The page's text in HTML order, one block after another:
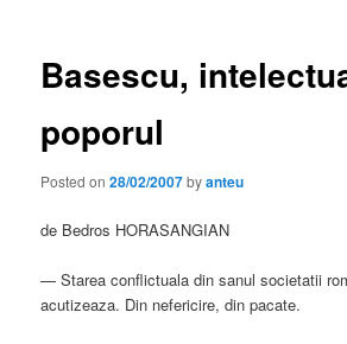
Basescu,
poporul
Posted on28/02/2007byanteu
de Bedros HORASANGIAN
— Starea conflictuala din sanul societatii
acutizeaza. Din nefericire, din pacate.